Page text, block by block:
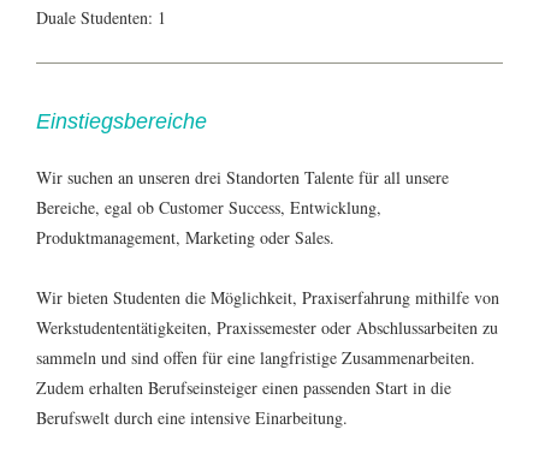
Duale Studenten: 1
Einstiegsbereiche
Wir suchen an unseren drei Standorten Talente für all unsere
Bereiche, egal ob Customer Success, Entwicklung,
Produktmanagement, Marketing oder Sales.
Wir bieten Studenten die Möglichkeit, Praxiserfahrung mithilfe von
Werkstudententätigkeiten, Praxissemester oder Abschlussarbeiten zu
sammeln und sind offen für eine langfristige Zusammenarbeiten.
Zudem erhalten Berufseinsteiger einen passenden Start in die
Berufswelt durch eine intensive Einarbeitung.